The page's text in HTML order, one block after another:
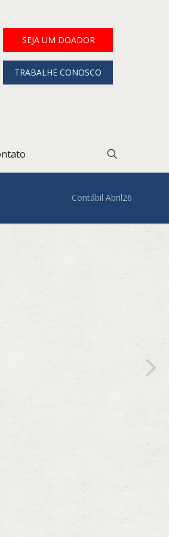
SEJA UM DOADOR
TRABALHE CONOSCO
Contábil Abril26